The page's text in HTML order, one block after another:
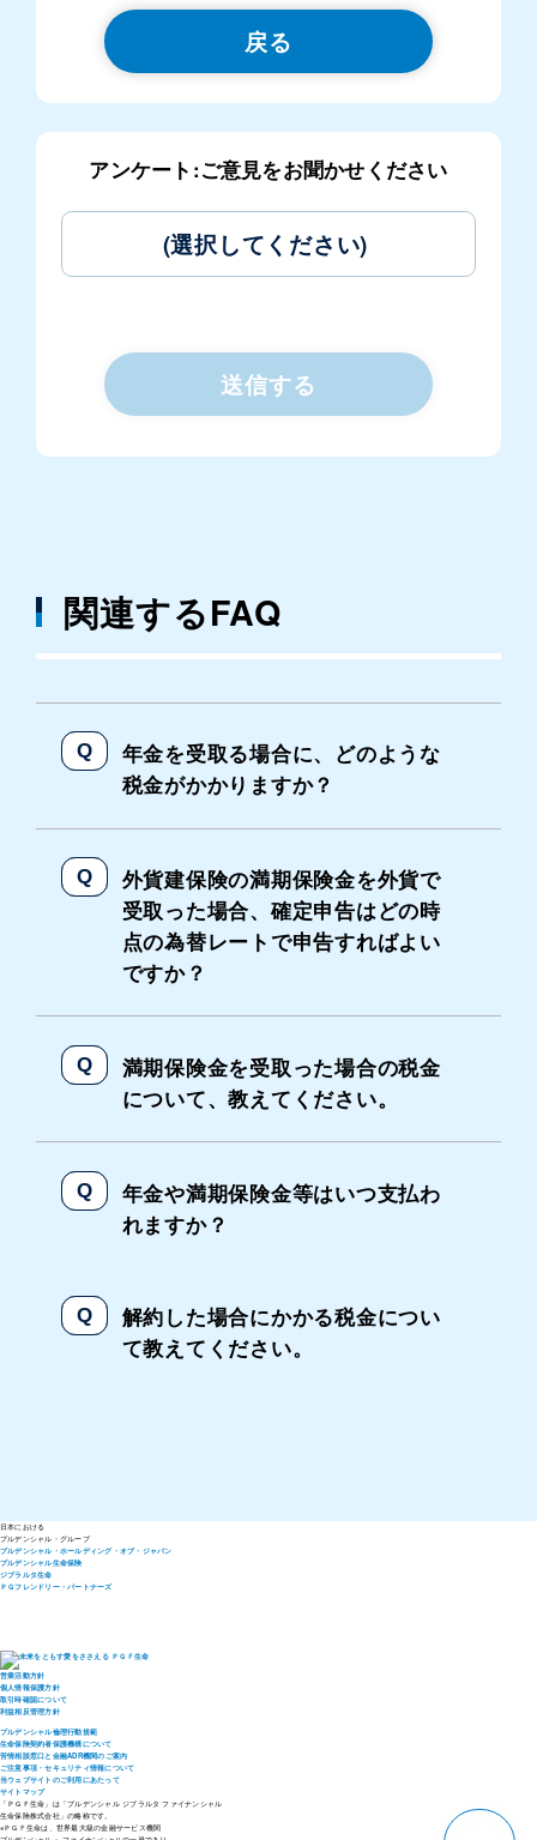
戻る
アンケート:ご意見をお聞かせください
(選択してください)
送信する
関連するFAQ
年金を受取る場合に、どのような
税金がかかりますか？
外貨建保険の満期保険金を外貨で
受取った場合、確定申告はどの時
点の為替レートで申告すればよい
ですか？
満期保険金を受取った場合の税金
について、教えてください。
年金や満期保険金等はいつ支払わ
れますか？
解約した場合にかかる税金につい
て教えてください。
日本における
プルデンシャル・ グループ
プルデンシャル・ホールディング・オブ・ジャパン
プルデンシャル生命保険
ジブラルタ生命
ＰＧフレンドリー・パートナーズ
営業活動方針
個人情報保護方針
取引時確認について
利益相反管理方針
プルデンシャル倫理行動規範
生命保険契約者保護機構について
苦情相談窓口と金融ADR機関のご案内
ご注意事項・セキュリティ情報について
当ウェブサイトのご利用にあたって
サイトマップ
「ＰＧＦ生命」は「プルデンシャル ジブラルタ ファイナンシャル
生命保険株式会社」の略称です。
※ＰＧＦ生命は、世界最大級の金融サービス機関
pagetop